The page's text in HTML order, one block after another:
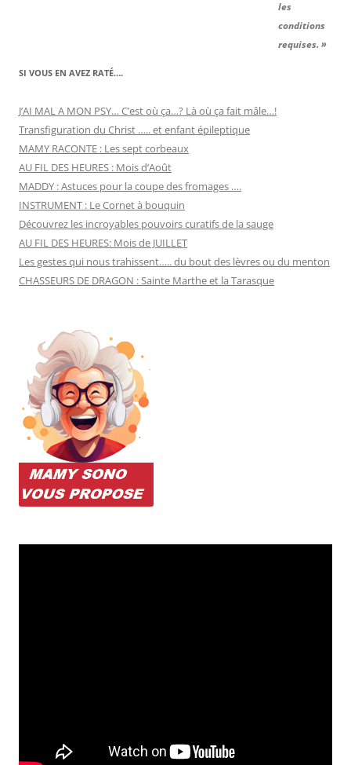
les
conditions
requises. »
SI VOUS EN AVEZ RATÉ….
J’AI MAL A MON PSY… C’est où ça…? Là où ça fait mâle…!
Transfiguration du Christ ….. et enfant épileptique
MAMY RACONTE : Les sept corbeaux
AU FIL DES HEURES : Mois d’Août
MADDY : Astuces pour la coupe des fromages ….
INSTRUMENT : Le Cornet à bouquin
Découvrez les incroyables pouvoirs curatifs de la sauge
AU FIL DES HEURES: Mois de JUILLET
Les gestes qui nous trahissent….. du bout des lèvres ou du menton
CHASSEURS DE DRAGON : Sainte Marthe et la Tarasque